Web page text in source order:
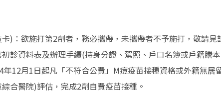
)：欲施打第2劑者，務必攜帶，未攜帶者不予施打，敬請見
診資料表及辦理手續(持身分證、駕照、戶口名簿或戶籍謄本
12月1日起凡「不符合公費」M痘疫苗接種資格或外籍無
合醫院)評估，完成2劑自費疫苗接種。